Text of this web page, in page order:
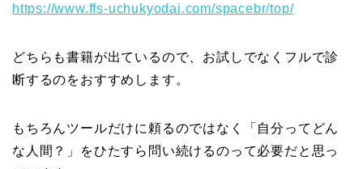
https://www.ffs-uchukyodai.com/spacebr/top/
どちらも書籍が出ているので、お試しでなくフルで診
断するのをおすすめします。
もちろんツールだけに頼るのではなく「自分ってどん
な人間？」をひたすら問い続けるのって必要だと思っ